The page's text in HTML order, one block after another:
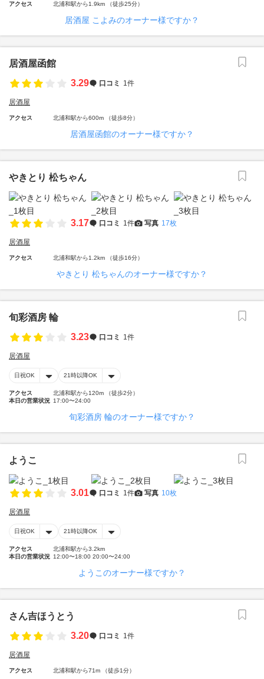
アクセス 北浦和駅から1.9km （徒歩25分）
居酒屋 こよみのオーナー様ですか？
居酒屋函館
3.29
口コミ 1件
居酒屋
アクセス 北浦和駅から600m （徒歩8分）
居酒屋函館のオーナー様ですか？
やきとり 松ちゃん
3.17 口コミ 1件 写真 17枚
居酒屋
アクセス 北浦和駅から1.2km （徒歩16分）
やきとり 松ちゃんのオーナー様ですか？
旬彩酒房 輪
3.23
口コミ 1件
居酒屋
日祝OK 21時以降OK
アクセス
北浦和駅から120m （徒歩2分）
本日の営業状況 17:00〜24:00
旬彩酒房 輪のオーナー様ですか？
ようこ
3.01 口コミ 1件 写真 10枚
居酒屋
日祝OK 21時以降OK
アクセス
北浦和駅から3.2km
本日の営業状況 12:00〜18:00 20:00〜24:00
ようこのオーナー様ですか？
さん吉ほうとう
3.20
口コミ 1件
居酒屋
アクセス 北浦和駅から71m （徒歩1分）